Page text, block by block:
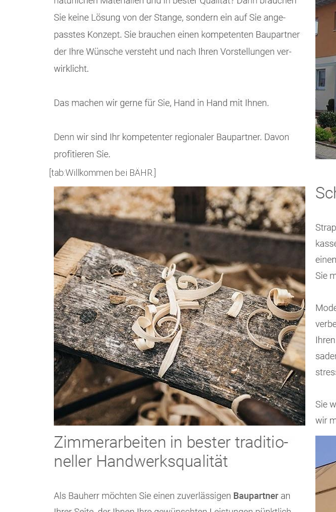
[tab:Willkommen bei BÄHR.]